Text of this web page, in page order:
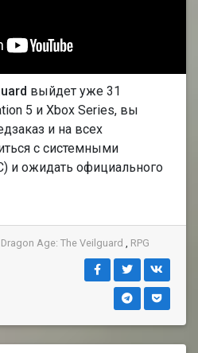
выйдет уже 31
5 и Xbox Series, вы
и на всех
с системными
и ожидать официального
Dragon Age: The Veilguard , RPG